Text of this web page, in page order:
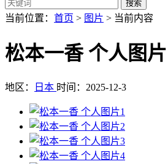
搜索
当前位置： 首页 > 图片 > 当前内容
松本一香 个人图片
地区： 日本 时间：2025-12-3